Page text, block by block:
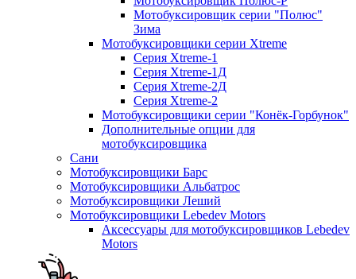
Мотобуксировщик серии "Полюс"
Зима
Мотобуксировщики серии Xtreme
Серия Xtreme-1
Серия Xtreme-1Д
Серия Xtreme-2Д
Серия Xtreme-2
Мотобуксировщики серии "Конёк-Горбунок"
Дополнительные опции для
мотобуксировщика
Сани
Мотобуксировщики Барс
Мотобуксировщики Альбатрос
Мотобуксировщики Леший
Мотобуксировщики Lebedev Motors
Аксессуары для мотобуксировщиков Lebedev
Motors